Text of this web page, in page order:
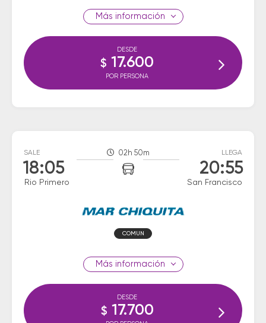
información
DESDE
$ 17.600
POR PERSONA
SALE
18:05
Rio Primero
02h 50m LLEGA
20:55
San Francisco
COMUN
información
DESDE
$ 17.700